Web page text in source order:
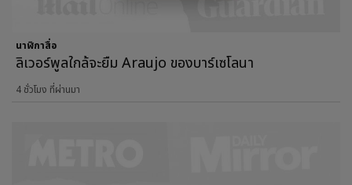
นาฬิกาสื่อ
ลิเวอร์พูลใกล้จะยืม Araujo ของบาร์เซโลนา
4 ชั่วโมง ที่ผ่านมา